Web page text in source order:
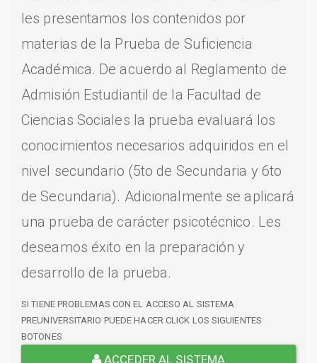
les presentamos los contenidos por
materias de la Prueba de Suficiencia
Académica. De acuerdo al Reglamento de
Admisión Estudiantil de la Facultad de
Ciencias Sociales la prueba evaluará los
conocimientos necesarios adquiridos en el
nivel secundario (5to de Secundaria y 6to
de Secundaria). Adicionalmente se aplicará
una prueba de carácter psicotécnico. Les
deseamos éxito en la preparación y
desarrollo de la prueba.
SI TIENE PROBLEMAS CON EL ACCESO AL SISTEMA
PREUNIVERSITARIO PUEDE HACER CLICK LOS SIGUIENTES
BOTONES
ACCEDER AL SISTEMA